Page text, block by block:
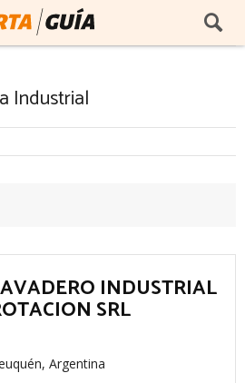
Industrial
INDUSTRIAL
SRL
Argentina